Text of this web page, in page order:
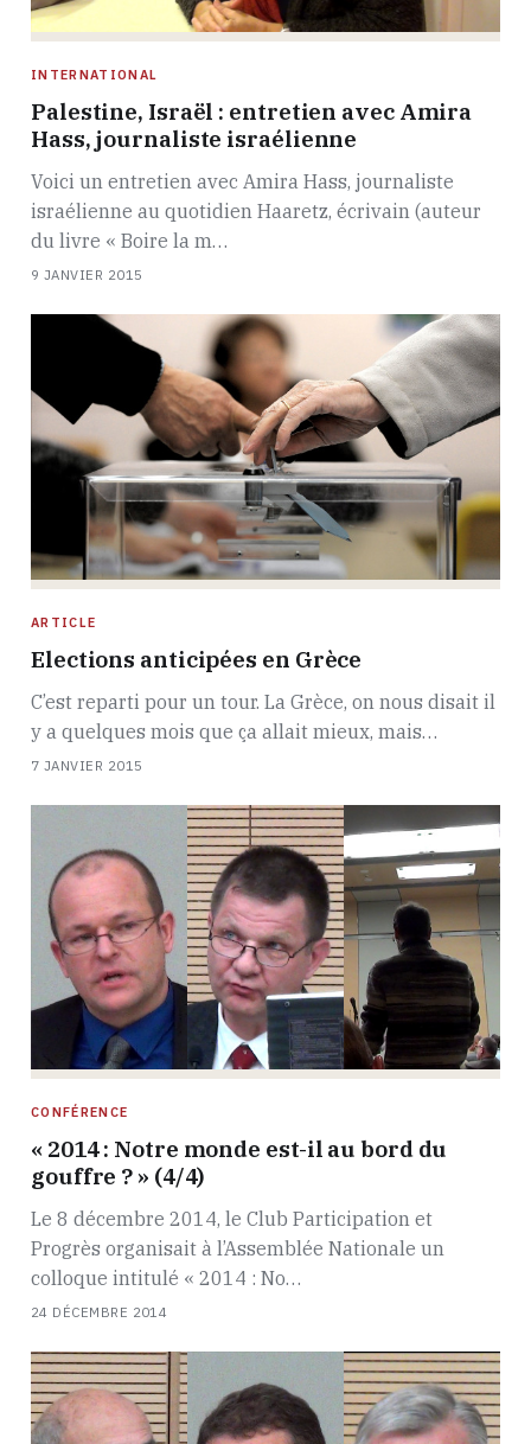
INTERNATIONAL
Palestine, Israël : entretien avec Amira
Hass, journaliste israélienne
Voici un entretien avec Amira Hass, journaliste
israélienne au quotidien Haaretz, écrivain (auteur
du livre « Boire la m…
9 JANVIER 2015
ARTICLE
Elections anticipées en Grèce
C’est reparti pour un tour. La Grèce, on nous disait il
y a quelques mois que ça allait mieux, mais…
7 JANVIER 2015
CONFÉRENCE
« 2014 : Notre monde est-il au bord du
gouffre ? » (4/4)
Le 8 décembre 2014, le Club Participation et
Progrès organisait à l’Assemblée Nationale un
colloque intitulé « 2014 : No…
24 DÉCEMBRE 2014